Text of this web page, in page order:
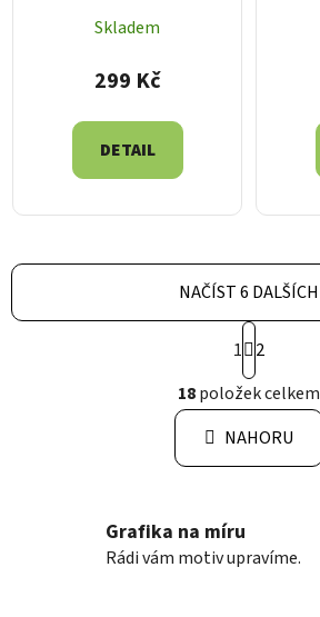
Skladem
299 Kč
DETAIL
O
v
á
d
p
NAČÍST 6 DALŠÍCH
S
t
r
á
n
k
1
2
18položek celkem
NAHORU
Grafika na míru
Rádi vám motiv upravíme.